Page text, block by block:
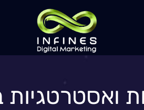
ואסטרטגיות